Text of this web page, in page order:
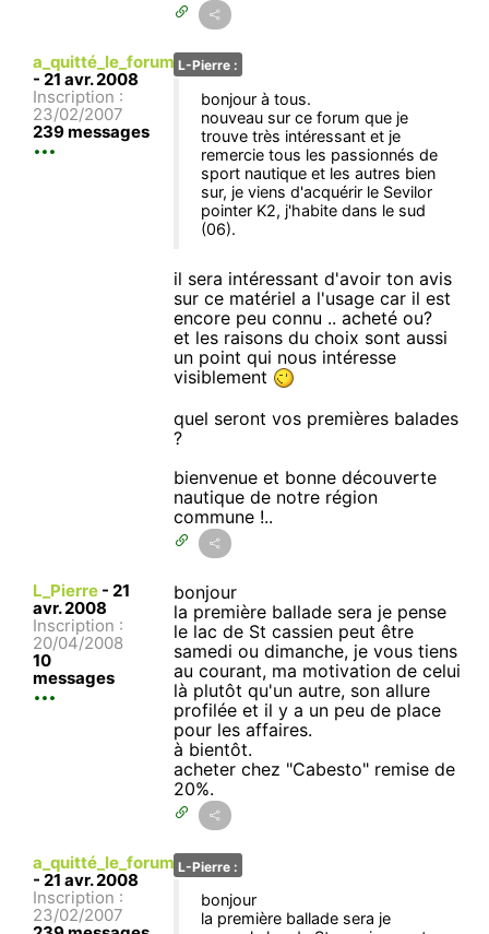
a_quitté_le_forum
- 21 avr. 2008
Inscription :
23/02/2007
239 messages
L-Pierre :
bonjour à tous.
nouveau sur ce forum que je
trouve très intéressant et je
remercie tous les passionnés de
sport nautique et les autres bien
sur, je viens d'acquérir le Sevilor
pointer K2, j'habite dans le sud
(06).
il sera intéressant d'avoir ton avis
sur ce matériel a l'usage car il est
encore peu connu .. acheté ou?
et les raisons du choix sont aussi
un point qui nous intéresse
visiblement
quel seront vos premières balades
?
bienvenue et bonne découverte
nautique de notre région
commune !..
L_Pierre - 21
avr. 2008
Inscription :
20/04/2008
10
messages
bonjour
la première ballade sera je pense
le lac de St cassien peut être
samedi ou dimanche, je vous tiens
au courant, ma motivation de celui
là plutôt qu'un autre, son allure
profilée et il y a un peu de place
pour les affaires.
à bientôt.
acheter chez "Cabesto" remise de
20%.
a_quitté_le_forum
- 21 avr. 2008
Inscription :
23/02/2007
L-Pierre :
bonjour
la première ballade sera je